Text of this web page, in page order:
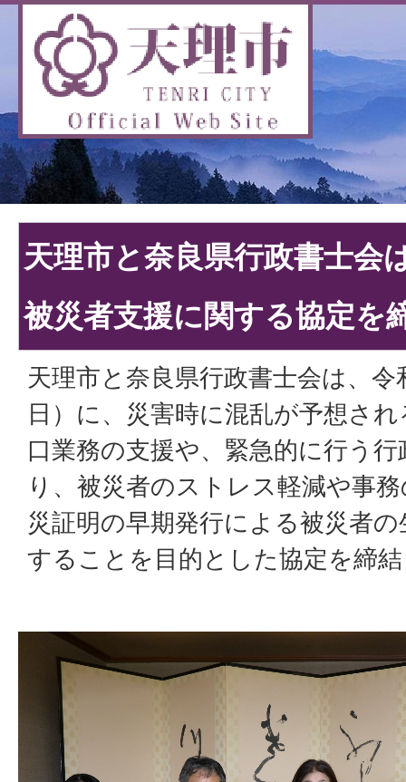
天理市と奈良県行政書士会
被災者支援に関する協定を
天理市と奈良県行政書士会は、
日）に、災害時に混乱が予想さ
口業務の支援や、緊急的に行う
り、被災者のストレス軽減や事
災証明の早期発行による被災者
することを目的とした協定を締